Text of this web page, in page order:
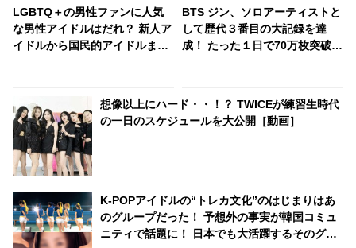
LGBTQ＋の男性ファンに人気
な男性アイドルはだれ？ 新人ア
イドルから国民的アイドルま
BTS ジン、ソロアーティストと
して歴代３番目の大記録を達
成！ たった１日で70万枚突破！
想像以上にハード・・！？ TWICEが練習生時代
の一日のスケジュールを大公開［動画］
K-POPアイドルの“トレカ文化”のはじまりはあ
のグループだった！ 予想外の事実が韓国コミュ
ニティで話題に！ 日本でも大活躍するそのグル